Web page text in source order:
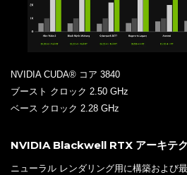
NVIDIA CUDA® コア 3840
ブースト クロック 2.50 GHz
ベース クロック 2.28 GHz
NVIDIA Blackwell RTX アーキテ
ニューラル レンダリング用に構築および